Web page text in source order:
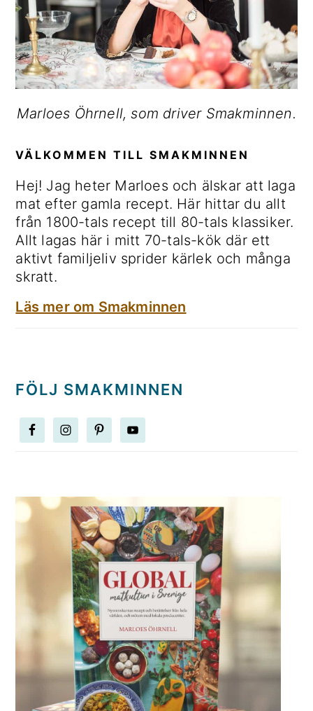
Marloes Öhrnell, som driver Smakminnen.
VÄLKOMMEN TILL SMAKMINNEN
Hej! Jag heter Marloes och älskar att laga
mat efter gamla recept. Här hittar du allt
från 1800-tals recept till 80-tals klassiker.
Allt lagas här i mitt 70-tals-kök där ett
aktivt familjeliv sprider kärlek och många
skratt.
Läs mer om Smakminnen
FÖLJ SMAKMINNEN